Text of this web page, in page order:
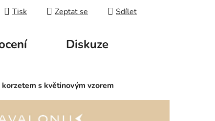
Tisk Zeptat se Sdílet
Diskuze
s květinovým vzorem